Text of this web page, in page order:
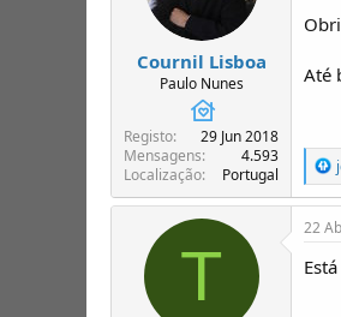
Cournil Lisboa
Paulo Nunes
Registo
29 Jun 2018
Mensagens
4.593
Localização
Portugal
Até
ç
e
s
T
22